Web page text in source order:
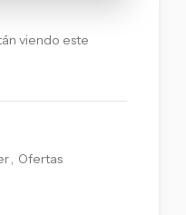
viendo este
, Ofertas